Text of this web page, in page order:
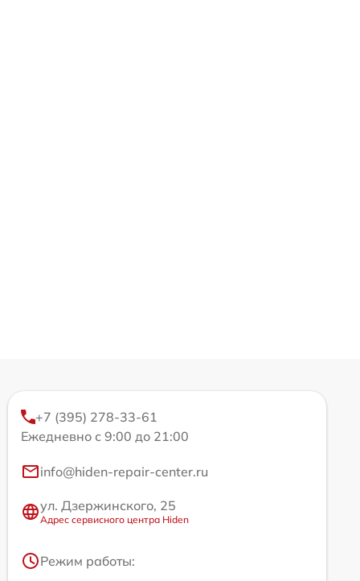
+7 (395) 278-33-61
Ежедневно с 9:00 до 21:00
info@hiden-repair-center.ru
ул. Дзержинского, 25
Адрес сервисного центра Hiden
Режим работы: